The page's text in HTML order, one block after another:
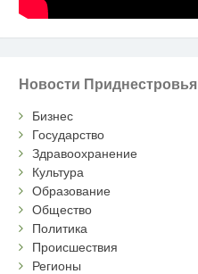
Новости Приднестровья
Бизнес
Государство
Здравоохранение
Культура
Образование
Общество
Политика
Происшествия
Регионы